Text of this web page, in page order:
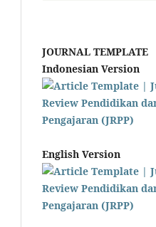
JOURNAL TEMPLATE
Indonesian Version
English Version